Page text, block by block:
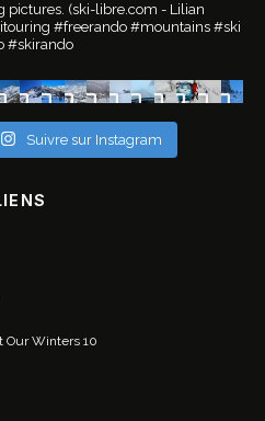
pictures. (ski-libre.com - Lilian
#freerando #mountains #ski
#skirando
Suivre sur Instagram
Our Winters 10